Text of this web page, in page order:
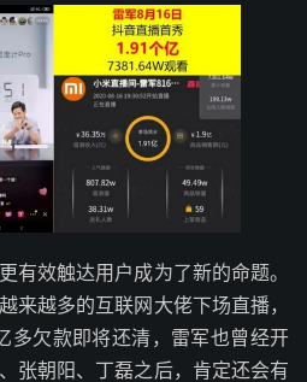
有效触达用户成为了新的命题。
来越多的互联网大佬下场直播，
多欠款即将还清，雷军也曾经开
张朝阳、丁磊之后，肯定还会有